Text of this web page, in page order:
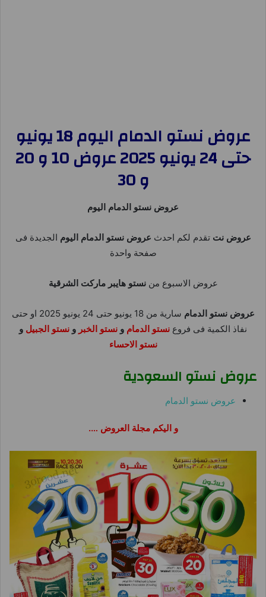
عروض نستو الدمام اليوم 18 يونيو
حتى 24 يونيو 2025 عروض 10 و 20
و 30
عروض نستو الدمام اليوم
عروض نت تقدم لكم احدث عروض نستو الدمام اليوم الجديدة فى
صفحة واحدة
عروض الاسبوع مننستو هايبر ماركت الشرقية
عروض نستو الدمام
سارية من 18 يونيو حتى 24 يونيو 2025 او حتى
نفاذ الكمية فى فروع نستو الدمام و نستو الخبر و نستو الجبيل و
نستو الاحساء
عروض نستو السعودية
عروض نستو الدمام
و اليكم مجلة العروض ….